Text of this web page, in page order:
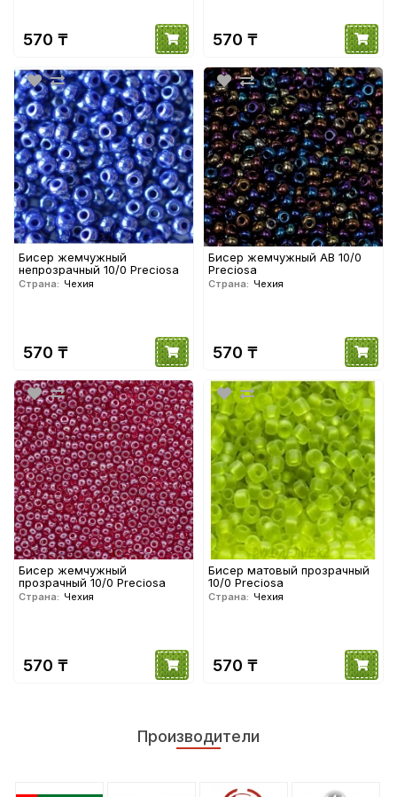
570 ₸ 570 ₸
Бисер жемчужный
непрозрачный 10/0 Preciosa
Страна: Чехия
570 ₸
Бисер жемчужный АВ 10/0
Preciosa
Страна: Чехия
570 ₸
Бисер жемчужный
прозрачный 10/0 Preciosa
Страна: Чехия
570 ₸
Бисер матовый прозрачный
10/0 Preciosa
Страна: Чехия
570 ₸
Производители